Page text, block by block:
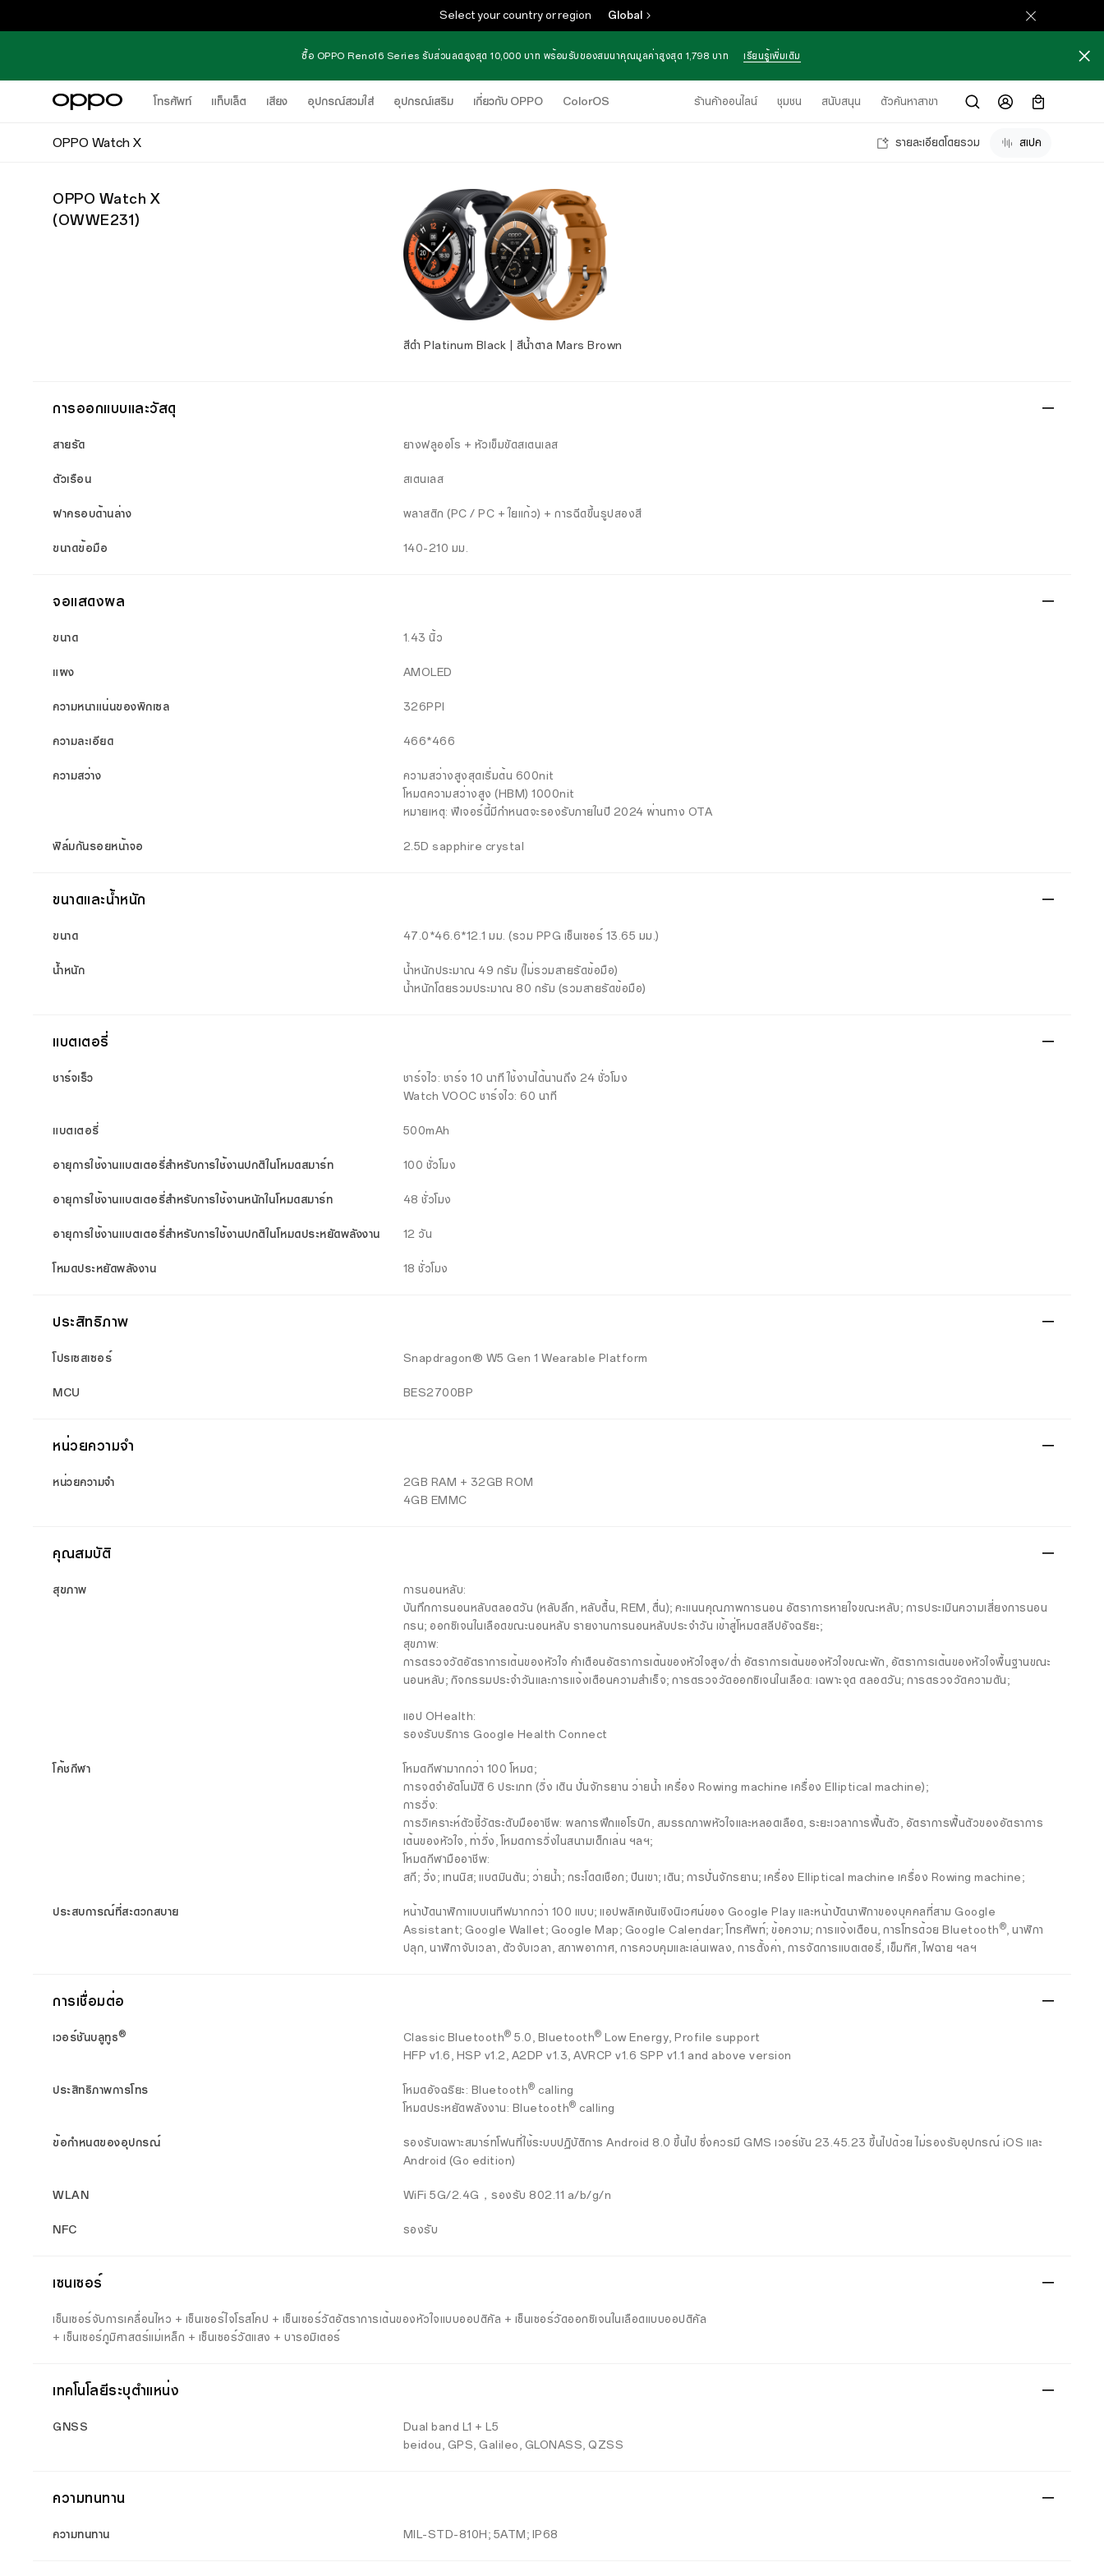
Select your country or region Global
ซื้อ OPPO Reno16 Series รับส่วนลดสูงสุด 10,000 บาท พร้อมรับของสมนาคุณมูลค่าสูงสุด 1,798 บาท เรียนรู้เพิ่มเติม
โทรศัพท์ แท็บเล็ต เสียง อุปกรณ์สวมใส่ อุปกรณ์เสริม เกี่ยวกับ OPPO ColorOS ร้านค้าออนไลน์ ชุมชน สนับสนุน ตัวค้นหาสาขา
OPPO Watch X รายละเอียดโดยรวม สเปค
OPPO Watch X
(OWWE231 )
สีดำ Platinum Black | สีน้ำตาล Mars Brown
การออกแบบและวัสดุ
สายรัด ยางฟลูออโร + หัวเข็มขัดสเตนเลส
ตัวเรือน สเตนเลส
ฝาครอบด้านล่าง พลาสติก (PC / PC + ใยแก้ว) + การฉีดขึ้นรูปสองสี
ขนาดข้อมือ 140-210 มม.
จอแสดงผล
ขนาด 1.43 นิ้ว
แผง AMOLED
ความหนาแน่นของพิกเซล 326PPI
ความละเอียด 466*466
ความสว่าง
ความสว่างสูงสุดเริ่มต้น 600nit
โหมดความสว่างสูง (HBM) 1000nit
หมายเหตุ: ฟีเจอร์นี้มีกำหนดจะรองรับภายในปี 2024 ผ่านทาง OTA
ฟิล์มกันรอยหน้าจอ 2.5D sapphire crystal
ขนาดและน้ำหนัก
ขนาด 47.0*46.6*12.1 มม. (รวม PPG เซ็นเซอร์ 13.65 มม.)
น้ำหนัก
น้ำหนักประมาณ 49 กรัม (ไม่รวมสายรัดข้อมือ)
น้ำหนักโดยรวมประมาณ 80 กรัม (รวมสายรัดข้อมือ)
แบตเตอรี่
ชาร์จเร็ว
ชาร์จไว: ชาร์จ 10 นาที ใช้งานได้นานถึง 24 ชั่วโมง
Watch VOOC ชาร์จไว: 60 นาที
แบตเตอรี่ 500mAh
อายุการใช้งานแบตเตอรี่สำหรับการใช้งานปกติในโหมดสมาร์ท 100 ชั่วโมง
อายุการใช้งานแบตเตอรี่สำหรับการใช้งานหนักในโหมดสมาร์ท 48 ชั่วโมง
อายุการใช้งานแบตเตอรี่สำหรับการใช้งานปกติในโหมดประหยัดพลังงาน 12 วัน
โหมดประหยัดพลังงาน 18 ชั่วโมง
ประสิทธิภาพ
โปรเซสเซอร์ Snapdragon® W5 Gen 1 Wearable Platform
MCU BES2700BP
หน่วยความจำ
หน่วยความจำ
2GB RAM + 32GB ROM
4GB EMMC
คุณสมบัติ
สุขภาพ
การนอนหลับ:
บันทึกการนอนหลับตลอดวัน (หลับลึก, หลับตื้น, REM, ตื่น); คะแนนคุณภาพการนอน อัตราการหายใจขณะหลับ; การประเมินความเสี่ยงการนอน
กรน; ออกซิเจนในเลือดขณะนอนหลับ รายงานการนอนหลับประจำวัน เข้าสู่โหมดสลีปอัจฉริยะ;
สุขภาพ:
การตรวจวัดอัตราการเต้นของหัวใจ คำเตือนอัตราการเต้นของหัวใจสูง/ต่ำ อัตราการเต้นของหัวใจขณะพัก, อัตราการเต้นของหัวใจพื้นฐานขณะ
นอนหลับ; กิจกรรมประจำวันและการแจ้งเตือนความสำเร็จ; การตรวจวัดออกซิเจนในเลือด: เฉพาะจุด ตลอดวัน; การตรวจวัดความดัน;
แอป OHealth:
รองรับบริการ Google Health Connect
โค้ชกีฬา
โหมดกีฬามากกว่า 100 โหมด;
การจดจำอัตโนมัติ 6 ประเภท (วิ่ง เดิน ปั่นจักรยาน ว่ายน้ำ เครื่อง Rowing machine เครื่อง Elliptical machine);
การวิ่ง:
การวิเคราะห์ตัวชี้วัดระดับมืออาชีพ: ผลการฝึกแอโรบิก, สมรรถภาพหัวใจและหลอดเลือด, ระยะเวลาการฟื้นตัว, อัตราการฟื้นตัวของอัตราการ
เต้นของหัวใจ, ท่าวิ่ง, โหมดการวิ่งในสนามเด็กเล่น ฯลฯ;
โหมดกีฬามืออาชีพ:
สกี; วิ่ง; เทนนิส; แบดมินตัน; ว่ายน้ำ; กระโดดเชือก; ปีนเขา; เดิน; การปั่นจักรยาน; เครื่อง Elliptical machine เครื่อง Rowing machine;
ประสบการณ์ที่สะดวกสบาย
หน้าปัดนาฬิกาแบบเนทีฟมากกว่า 100 แบบ; แอปพลิเคชันเชิงนิเวศน์ของ Google Play และหน้าปัดนาฬิกาของบุคคลที่สาม Google
Assistant; Google Wallet; Google Map; Google Calendar; โทรศัพท์; ข้อความ; การแจ้งเตือน, การโทรด้วย Bluetooth ®, นาฬิกา
ปลุก, นาฬิกาจับเวลา, ตัวจับเวลา, สภาพอากาศ, การควบคุมและเล่นเพลง, การตั้งค่า, การจัดการแบตเตอรี่, เข็มทิศ, ไฟฉาย ฯลฯ
การเชื่อมต่อ
เวอร์ชันบลูทูธ® Classic Bluetooth® 5.0, Bluetooth® Low Energy, Profile support
HFP v1.6, HSP v1.2, A2DP v1.3, AVRCP v1.6 SPP v1.1 and above version
ประสิทธิภาพการโทร โหมดอัจฉริยะ: Bluetooth® calling
โหมดประหยัดพลังงาน: Bluetooth® calling
ข้อกำหนดของอุปกรณ์
รองรับเฉพาะสมาร์ทโฟนที่ใช้ระบบปฏิบัติการ Android 8.0 ขึ้นไป ซึ่งควรมี GMS เวอร์ชัน 23.45.23 ขึ้นไปด้วย ไม่รองรับอุปกรณ์ iOS และ
Android (Go edition)
WLAN WiFi 5G/2.4G，รองรับ 802.11 a/b/g/n
NFC รองรับ
เซนเซอร์
เซ็นเซอร์จับการเคลื่อนไหว + เซ็นเซอร์ไจโรสโคป + เซ็นเซอร์วัดอัตราการเต้นของหัวใจแบบออปติคัล + เซ็นเซอร์วัดออกซิเจนในเลือดแบบออปติคัล
+ เซ็นเซอร์ภูมิศาสตร์แม่เหล็ก + เซ็นเซอร์วัดแสง + บารอมิเตอร์
เทคโนโลยีระบุตำแหน่ง
GNSS
Dual band L1 + L5
beidou, GPS, Galileo, GLONASS, QZSS
ความทนทาน
ความทนทาน MIL-STD-810H; 5ATM; IP68